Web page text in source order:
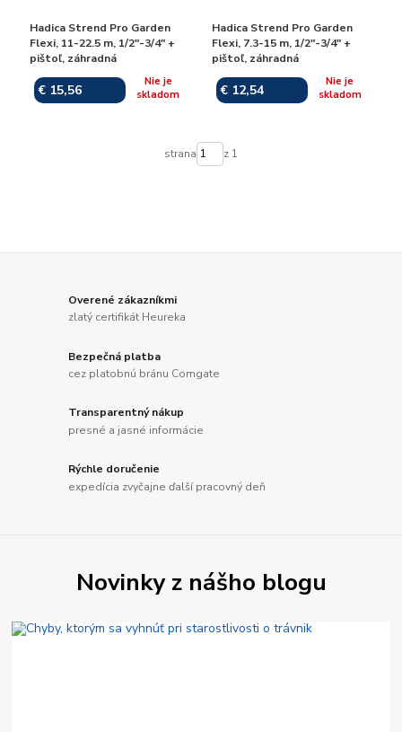
Hadica Strend Pro Garden
Flexi, 11-22.5 m, 1/2"-3/4" +
pištoľ, záhradná
€ 15,56
Nie je
skladom
Hadica Strend Pro Garden
Flexi, 7.3-15 m, 1/2"-3/4" +
pištoľ, záhradná
€ 12,54
Nie je
skladom
strana z 1
Overené zákazníkmi
zlatý certifikát Heureka
Bezpečná platba
cez platobnú bránu Comgate
Transparentný nákup
presné a jasné informácie
Rýchle doručenie
expedícia zvyčajne ďalší pracovný deň
Novinky z nášho blogu